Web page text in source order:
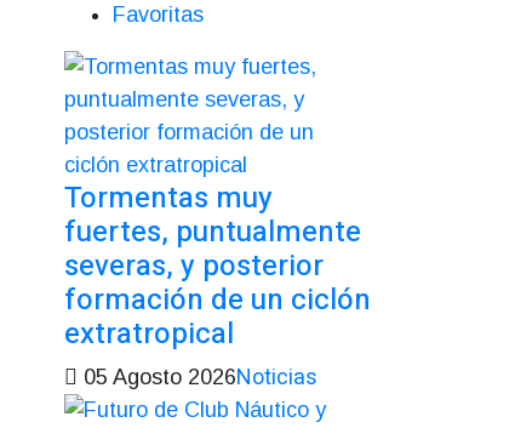
Favoritas
Tormentas muy
fuertes, puntualmente
severas, y posterior
formación de un ciclón
extratropical
05 Agosto 2026Noticias